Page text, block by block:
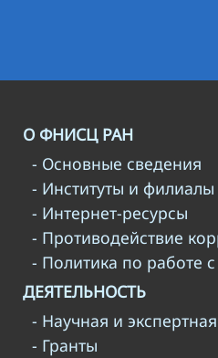
О ФНИСЦ РАН
- Основные сведения
- Институты и филиалы
- Интернет-ресурсы
- Противодействие
- Политика по работе
ДЕЯТЕЛЬНОСТЬ
- Научная и
- Гранты